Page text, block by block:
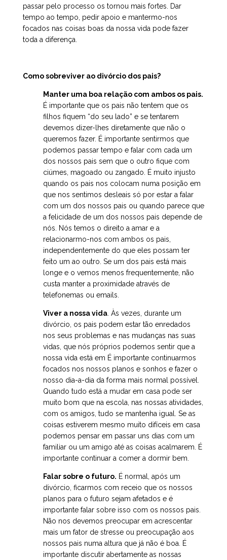
passar pelo processo os tornou mais fortes. Dar
tempo ao tempo, pedir apoio e mantermo-nos
focados nas coisas boas da nossa vida pode fazer
toda a diferença.
Como sobreviver ao divórcio dos pais?
Manter uma boa relação com ambos os pais.
É importante que os pais não tentem que os
filhos fiquem “do seu lado” e se tentarem
devemos dizer-lhes diretamente que não o
queremos fazer. É importante sentirmos que
podemos passar tempo e falar com cada um
dos nossos pais sem que o outro fique com
ciúmes, magoado ou zangado. É muito injusto
quando os pais nos colocam numa posição em
que nos sentimos desleais só por estar a falar
com um dos nossos pais ou quando parece que
a felicidade de um dos nossos pais depende de
nós. Nós temos o direito a amar e a
relacionarmo-nos com ambos os pais,
independentemente do que eles possam ter
feito um ao outro. Se um dos pais está mais
longe e o vemos menos frequentemente, não
custa manter a proximidade através de
telefonemas ou emails.
Viver a nossa vida . Às vezes, durante um
divórcio, os pais podem estar tão enredados
nos seus problemas e nas mudanças nas suas
vidas, que nós próprios podemos sentir que a
nossa vida está em É importante continuarmos
focados nos nossos planos e sonhos e fazer o
nosso dia-a-dia da forma mais normal possível.
Quando tudo está a mudar em casa pode ser
muito bom que na escola, nas nossas atividades,
com os amigos, tudo se mantenha igual. Se as
coisas estiverem mesmo muito difíceis em casa
podemos pensar em passar uns dias com um
familiar ou um amigo até as coisas acalmarem. É
importante continuar a comer a dormir bem.
Falar sobre o futuro. É normal, após um
divórcio, ficarmos com receio que os nossos
planos para o futuro sejam afetados e é
importante falar sobre isso com os nossos pais.
Não nos devemos preocupar em acrescentar
mais um fator de stresse ou preocupação aos
nossos pais numa altura que já não é boa. É
importante discutir abertamente as nossas